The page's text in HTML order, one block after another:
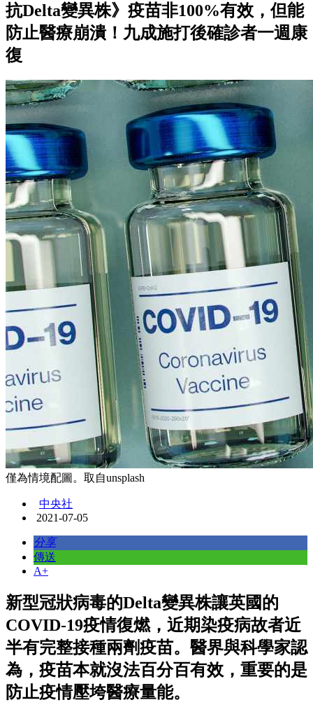
抗Delta變異株》疫苗非100%有效，但能
防止醫療崩潰！九成施打後確診者一週康
復
僅為情境配圖。取自unsplash
中央社
2021-07-05
分享
傳送
A+
新型冠狀病毒的Delta變異株讓英國的
COVID-19疫情復燃，近期染疫病故者近
半有完整接種兩劑疫苗。醫界與科學家認
為，疫苗本就沒法百分百有效，重要的是
防止疫情壓垮醫療量能。